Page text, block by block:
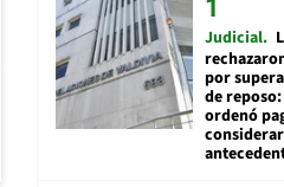
Judicial
por
de
ordenó